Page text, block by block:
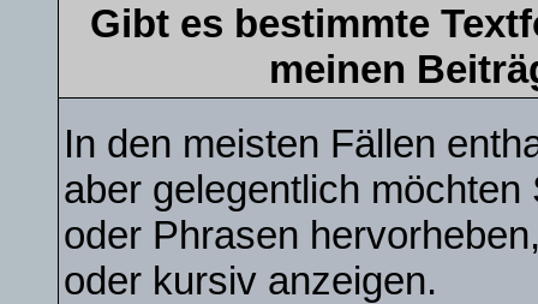
Gibt es bestimmte
meinen
In den meisten Fällen
aber gelegentlich
oder Phrasen
oder kursiv anzeigen.